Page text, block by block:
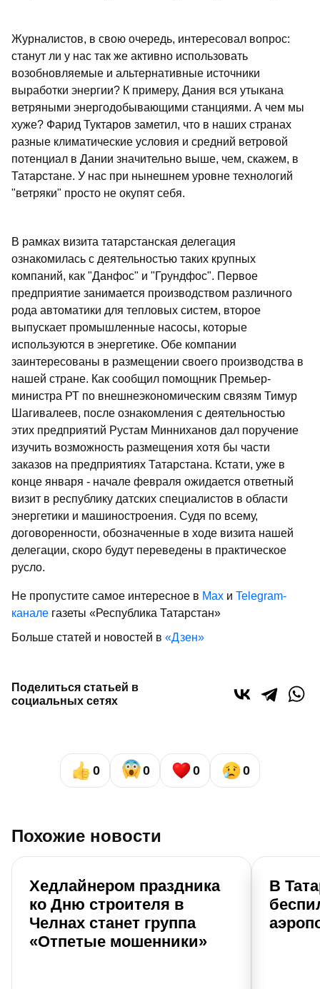
Журналистов, в свою очередь, интересовал вопрос:
станут ли у нас так же активно использовать
возобновляемые и альтернативные источники
выработки энергии? К примеру, Дания вся утыкана
ветряными энергодобывающими станциями. А чем мы
хуже? Фарид Туктаров заметил, что в наших странах
разные климатические условия и средний ветровой
потенциал в Дании значительно выше, чем, скажем, в
Татарстане. У нас при нынешнем уровне технологий
"ветряки" просто не окупят себя.
В рамках визита татарстанская делегация
ознакомилась с деятельностью таких крупных
компаний, как "Данфос" и "Грундфос". Первое
предприятие занимается производством различного
рода автоматики для тепловых систем, второе
выпускает промышленные насосы, которые
используются в энергетике. Обе компании
заинтересованы в размещении своего производства в
нашей стране. Как сообщил помощник Премьер-
министра РТ по внешнеэкономическим связям Тимур
Шагивалеев, после ознакомления с деятельностью
этих предприятий Рустам Минниханов дал поручение
изучить возможность размещения хотя бы части
заказов на предприятиях Татарстана. Кстати, уже в
конце января - начале февраля ожидается ответный
визит в республику датских специалистов в области
энергетики и машиностроения. Судя по всему,
договоренности, обозначенные в ходе визита нашей
делегации, скоро будут переведены в практическое
русло.
Не пропустите самое интересное в Max и Telegram-
канале газеты «Республика Татарстан»
Больше статей и новостей в «Дзен»
Поделиться статьей в
социальных сетях
0 0 0 0
Похожие новости
Хедлайнером праздника
ко Дню строителя в
Челнах станет группа
«Отпетые мошенники»
В